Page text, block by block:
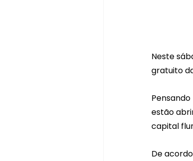
Neste
gratuito
estão
capital
De